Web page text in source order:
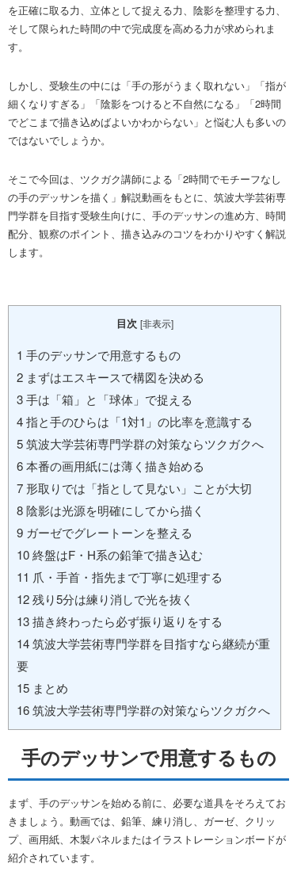
を正確に取る力、立体として捉える力、陰影を整理する力、
そして限られた時間の中で完成度を高める力が求められま
す。
しかし、受験生の中には「手の形がうまく取れない」「指が
細くなりすぎる」「陰影をつけると不自然になる」「2時間
でどこまで描き込めばよいかわからない」と悩む人も多いの
ではないでしょうか。
そこで今回は、ツクガク講師による「2時間でモチーフなし
の手のデッサンを描く」解説動画をもとに、筑波大学芸術専
門学群を目指す受験生向けに、手のデッサンの進め方、時間
配分、観察のポイント、描き込みのコツをわかりやすく解説
します。
目次 [非表示]
1 手のデッサンで用意するもの
2 まずはエスキースで構図を決める
3手は「箱」と「球体」で捉える
4指と手のひらは「1対1」の比率を意識する
5筑波大学芸術専門学群の対策ならツクガクへ
6本番の画用紙には薄く描き始める
7形取りでは「指として見ない」ことが大切
8陰影は光源を明確にしてから描く
9 ガーゼでグレートーンを整える
10終盤はF・H系の鉛筆で描き込む
11 爪・手首・指先まで丁寧に処理する
12残り5分は練り消しで光を抜く
13描き終わったら必ず振り返りをする
14筑波大学芸術専門学群を目指すなら継続が重
要
15 まとめ
16筑波大学芸術専門学群の対策ならツクガクへ
手のデッサンで用意するもの
まず、手のデッサンを始める前に、必要な道具をそろえてお
きましょう。動画では、鉛筆、練り消し、ガーゼ、クリッ
プ、画用紙、木製パネルまたはイラストレーションボードが
紹介されています。